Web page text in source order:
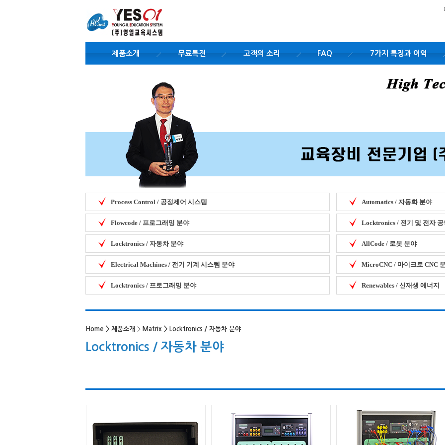
제품소개 무료특전 고객의 소리 FAQ 7가지 특징과 이익
Process Control / 공정제어 시스템 Automatics / 자동화 분야
Flowcode / 프로그래밍 분야 Locktronics / 전기 및 전자 공
Locktronics / 자동차 분야 AllCode / 로봇 분야
Electrical Machines / 전기 기계 시스템 분야 MicroCNC / 마이크로 CNC
Locktronics / 프로그래밍 분야 Renewables / 신재생 에너지
Home > 제품소개 > Matrix > Locktronics / 자동차 분야
Locktronics / 자동차 분야